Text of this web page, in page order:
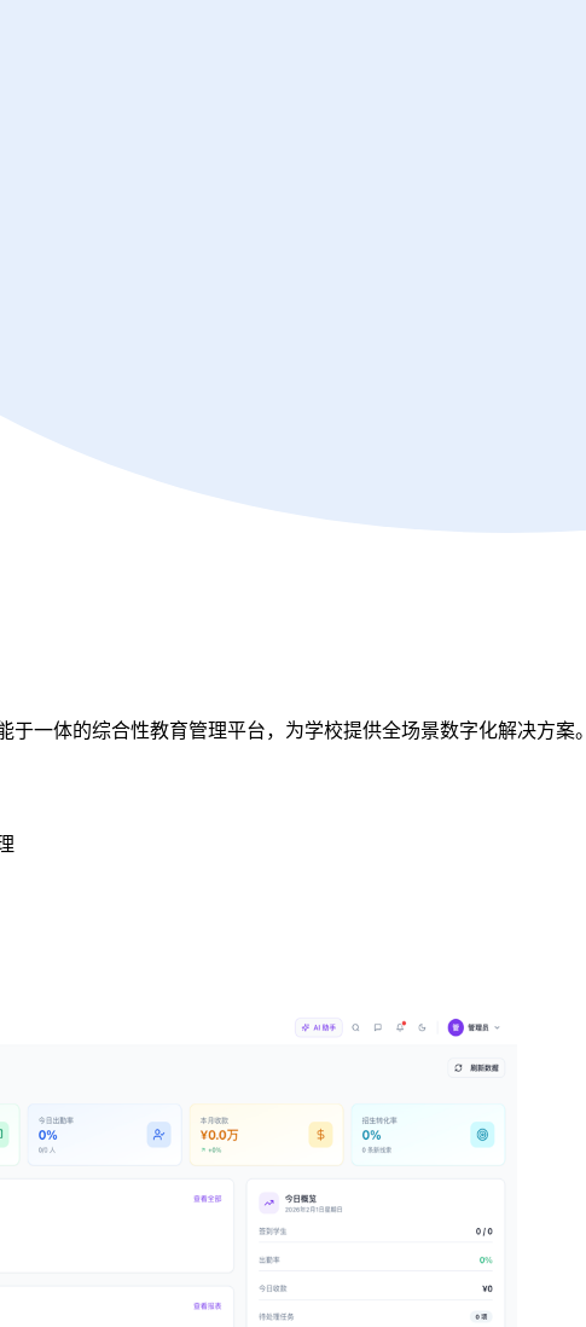
一体的综合性教育管理平台，为学校提供全场景数字化解决方案。